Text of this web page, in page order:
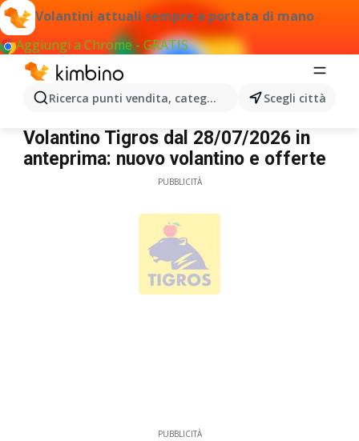
Volantini attuali sempre a portata di mano
Aggiungi a Chrome - GRATIS
Ricerca punti vendita, categorie, prodotti...Scegli città
Tigros
Volantino Tigros dal 28/07/2026 in
anteprima: nuovo volantino e offerte
PUBBLICITÀ
PUBBLICITÀ